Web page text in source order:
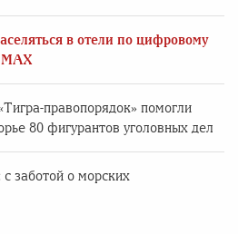
в отели по цифровому
правопорядок» помогли
80 фигурантов уголовных дел
заботой о морских